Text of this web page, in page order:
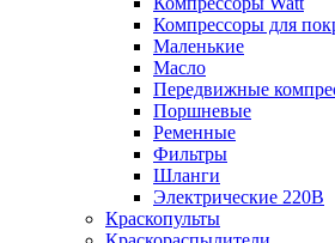
Компрессоры для
Маленькие
Масло
Передвижные
Поршневые
Ременные
Фильтры
Шланги
Электрические 220В
Краскопульты